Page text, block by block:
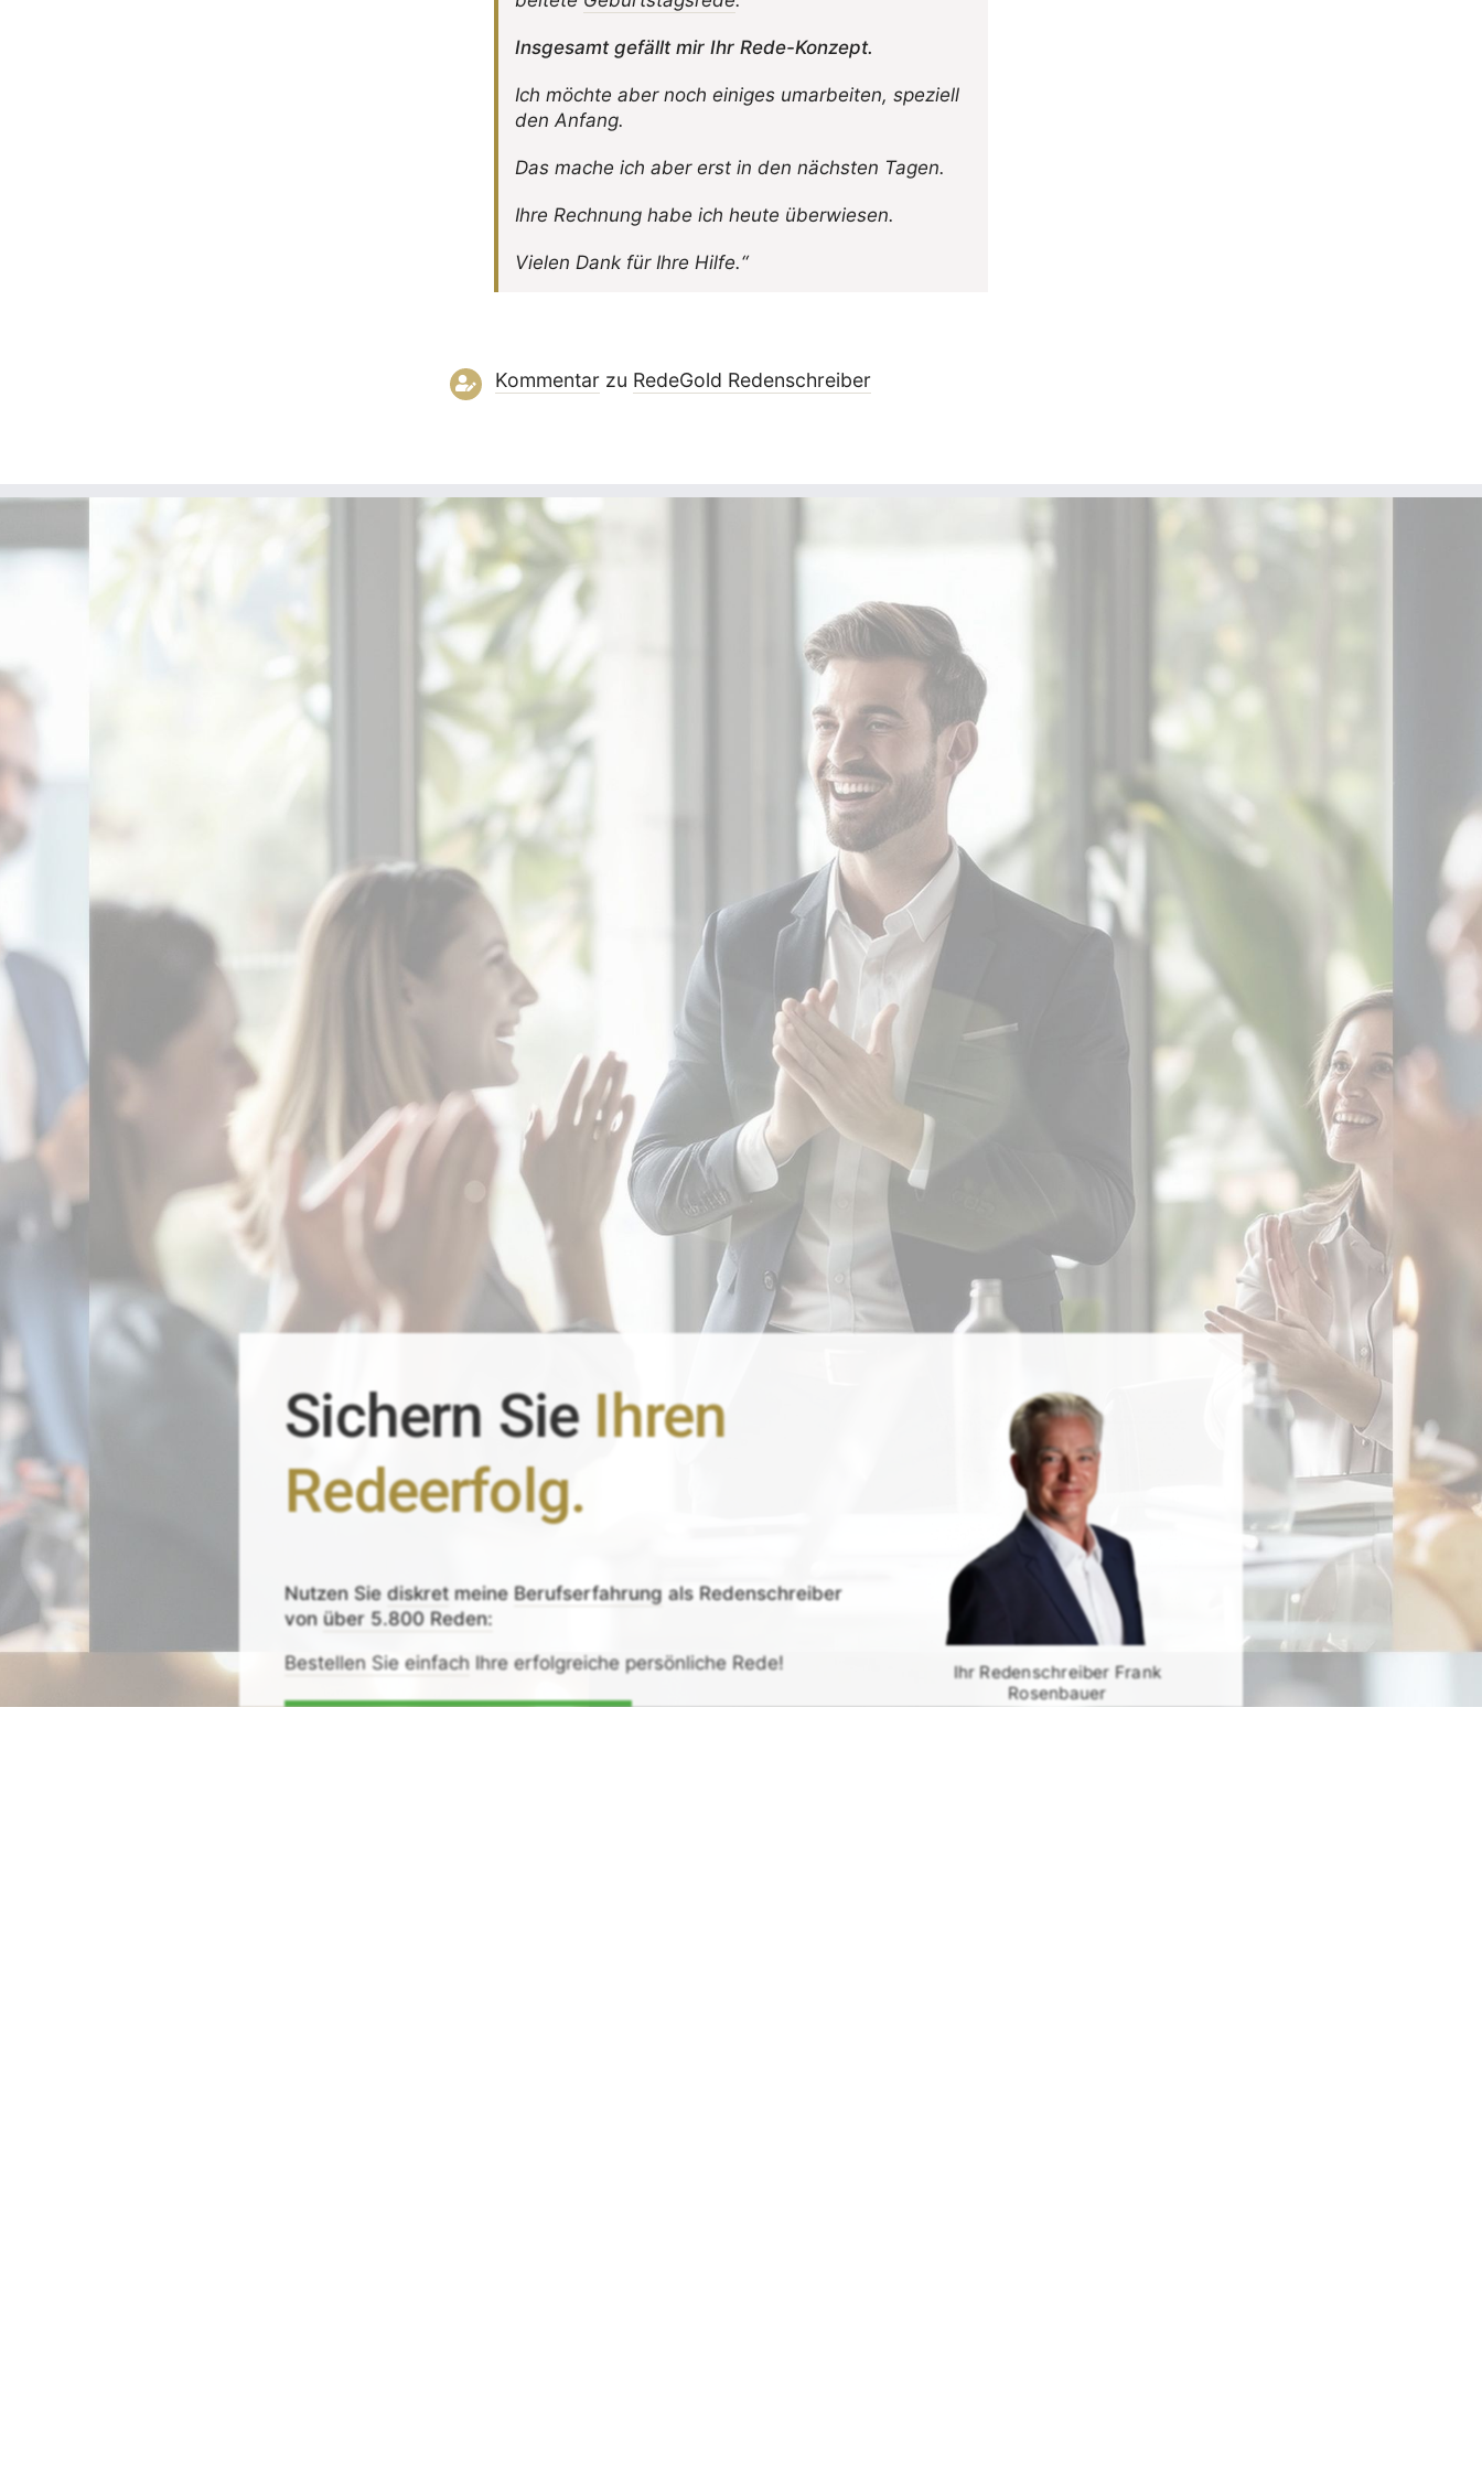
Insge­samt gefällt mir Ihr Rede-Konzept.
Ich möchte aber noch einiges umar­beiten, speziell
den Anfang.
Das mache ich aber erst in den nächsten Tagen.
Ihre Rech­nung habe ich heute überwiesen.
Vielen Dank für Ihre Hilfe.“
Kommentarzu RedeGold Reden­schreiber
Sichern Sie Ihren
Redeerfolg.
Nutzen Siediskret meineBerufserfahrung als Redenschreiber
vonüber 5.800 Reden:
Bestellen Sie einfach Ihre erfolgreiche persönliche Rede!
Ihr Redenschreiber Frank
Rosenbauer